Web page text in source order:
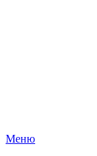
Меню